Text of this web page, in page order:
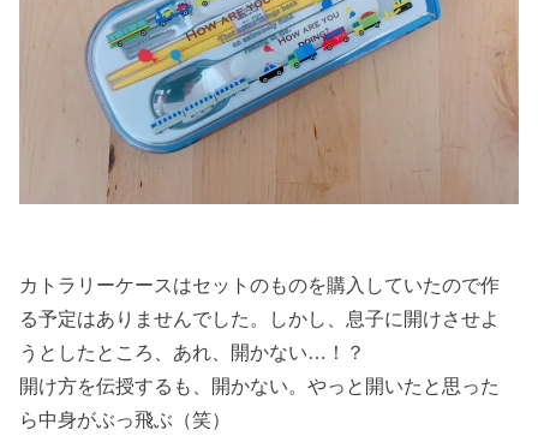
› カトラリーケ
ースの作り方
③表布と裏布
を縫い合わせ
› カトラリーケ
› 給食ナフキン
の作り方①生
地をカットす
る
› 給食ナフキン
カトラリーケースはセットのものを購入していたので作
る予定はありませんでした。しかし、息子に開けさせよ
うとしたところ、あれ、開かない…！？
開け方を伝授するも、開かない。やっと開いたと思った
ら中身がぶっ飛ぶ（笑）